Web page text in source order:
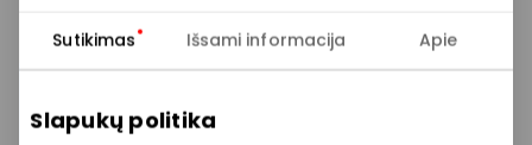
Sutikimas Išsami informacija Apie
Slapukų politika
„Mobili prekyba” – Tavo išmanus asmeninis
pasiūlymų rasite „Mobili prekyba” parduotuvėje.